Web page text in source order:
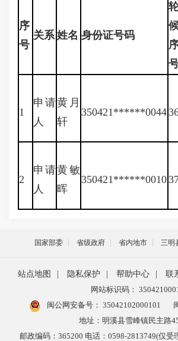
序
号
关系 姓名 身份证号码
1
申请
人
黄月
轩
350421******0044
2
申请
人
黄敏
晖
350421******0010
国家部委 省级政府 省内地市 三明
站点地图 隐私保护 帮助中心 联
网站标识码：
闽公网安备号： 35042102000101
地址：明溪县雪峰镇民主路
邮政编码：365200 电话：0598-2813749(仅受